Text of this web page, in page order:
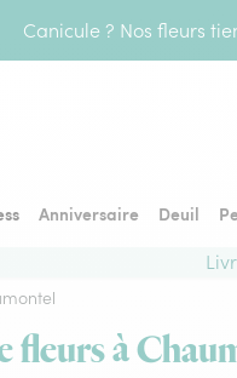
Canicule ? Nos fleurs
Anniversaire Deuil
fleurs à